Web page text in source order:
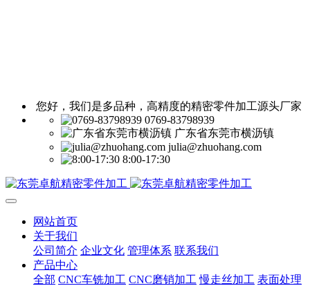
您好，我们是多品种，高精度的精密零件加工源头厂家
0769-83798939
广东省东莞市横沥镇
julia@zhuohang.com
8:00-17:30
网站首页
关于我们
公司简介 企业文化 管理体系 联系我们
产品中心
全部 CNC车铣加工 CNC磨销加工 慢走丝加工 表面处理